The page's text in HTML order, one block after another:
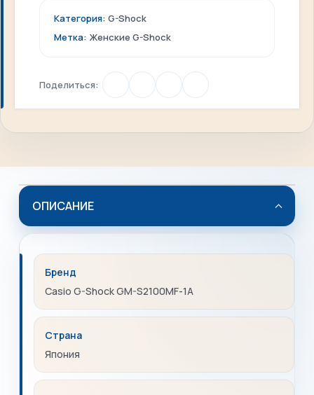
Категория: G-Shock
Метка: Женские G-Shock
Поделиться:
ОПИСАНИЕ
Бренд
Casio G-Shock GM-S2100MF-1A
Страна
Япония